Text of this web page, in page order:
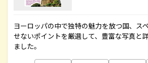
ヨーロッパの中で独特の魅力を放つ国、ス
せないポイントを厳選して、豊富な写真と
ました。